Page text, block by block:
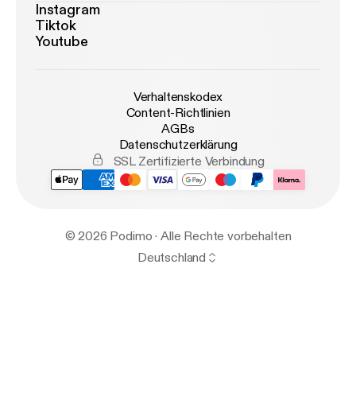
Instagram
Tiktok
Youtube
Verhaltenskodex
Content-Richtlinien
AGBs
Datenschutzerklärung
SSL Zertifizierte Verbindung
© 2026 Podimo · Alle Rechte vorbehalten
Deutschland